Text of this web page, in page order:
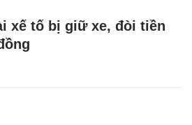
xế tố bị giữ xe, đòi tiền